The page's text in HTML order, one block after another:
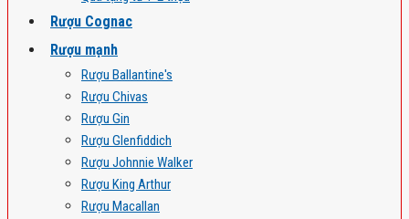
Rượu Cognac
Rượu mạnh
Rượu Ballantine's
Rượu Chivas
Rượu Gin
Rượu Glenfiddich
Rượu Johnnie Walker
Rượu King Arthur
Rượu Macallan